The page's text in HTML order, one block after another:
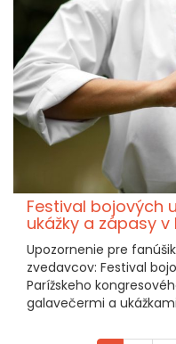
Festival bojových
ukážky a zápasy
Upozornenie pre
zvedavcov: Festival
Parížskeho
galavečermi a